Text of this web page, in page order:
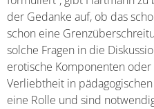
der Gedanke auf, ob das
schon eine
solche Fragen in die
erotische Komponenten
Verliebtheit in
eine Rolle und sind